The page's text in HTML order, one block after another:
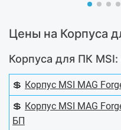
Цены на Корпуса
Корпуса для ПК
💲 Корпус MSI MAG
💲 Корпус MSI MAG
БП